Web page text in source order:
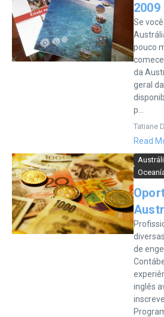
2009
Se
pouco
da
geral
p...
Tatiane
Read
de
inglês
Program